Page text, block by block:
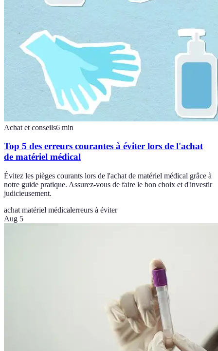
Achat et conseils6 min
Top 5 des erreurs courantes à éviter lors de l'achat
de matériel médical
Évitez les pièges courants lors de l'achat de matériel médical grâce à
notre guide pratique. Assurez-vous de faire le bon choix et d'investir
judicieusement.
achat matériel médicalerreurs à éviter
Aug 5